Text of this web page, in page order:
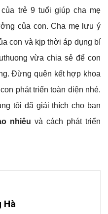
trẻ 9 tuổi giúp cha mẹ
của con. Cha mẹ lưu ý
con và kịp thời áp dụng bí
vừa chia sẻ để con
Đừng quên kết hợp khoa
phát triển toàn diện nhé.
tôi đã giải thích cho bạn
nhiêu và cách phát triển
Hà